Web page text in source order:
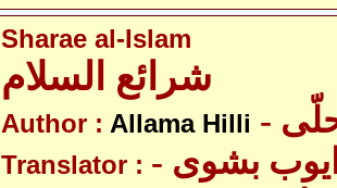
Sharae al-Islam
Author : Allama Hilli
Translator :